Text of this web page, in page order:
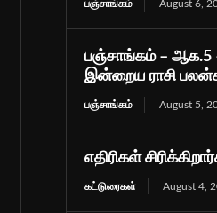
பஞ்சாங்கம் August 6,
பஞ்சாங்கம் – ஆக.5 –
இன்றைய ராசி
பஞ்சாங்கம் August 5,
எதிரிகள்
கட்டுரைகள் August 4,